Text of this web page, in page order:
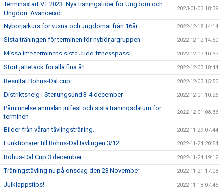
Terminsstart VT 2023. Nya träningstider för Ungdom och
Ungdom Avancerad
2023-01-03 18:39
Nybörjarkurs för vuxna och ungdomar från 16år. 2022-12-18 14:14
Sista träningen för terminen för nybörjargruppen 2022-12-12 14:50
Missa inte terminens sista Judo-fitnesspass! 2022-12-07 10:37
Stort jättetack för alla fina år! 2022-12-03 18:44
Resultat Bohus-Dal cup. 2022-12-03 15:50
Distriktshelg i Stenungsund 3-4 december 2022-12-01 10:26
Påminnelse anmälan julfest och sista träningsdatum för
terminen
2022-12-01 08:36
Bilder från våran tävlingsträning. 2022-11-29 07:44
Funktionärer till Bohus-Dal tävlingen 3/12 2022-11-24 20:54
Bohus-Dal Cup 3 december 2022-11-24 19:12
Träningstävling nu på onsdag den 23 November 2022-11-21 17:08
Julklappstips! 2022-11-18 07:45